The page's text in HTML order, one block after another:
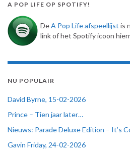
A POP LIFE OP SPOTIFY!
DeA Pop Life afspeellijst is
link of het Spotify icoon
NU POPULAIR
David Byrne, 15-02-2026
Prince – Tien jaar later…
Nieuws: Parade Deluxe Edition – It’s
Gavin Friday, 24-02-2026